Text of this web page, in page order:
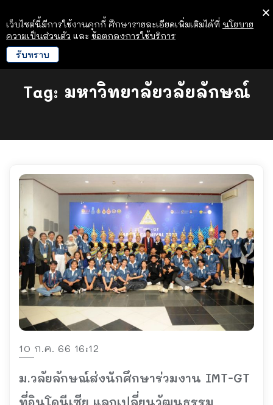
Tag: มหาวิทยาลัยวลัยลักษณ์
10 ก.ค. 66 16:12
ม.วลัยลักษณ์ส่งนักศึกษาร่วมงาน IMT-GT
ที่อินโดนีเซีย แลกเปลี่ยนวัฒนธรรม
เว็บไซต์นี้มีการใช้งานคุกกี้ ศึกษารายละเอียดเพิ่มเติมได้ที่ นโยบาย
ความเป็นส่วนตัว และ ข้อตกลงการใช้บริการ
รับทราบ